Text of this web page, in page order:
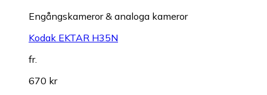
Engångskameror & analoga kameror
Kodak EKTAR H35N
fr.
670 kr